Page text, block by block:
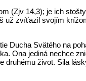
(Zjv 14,3); je ich
už zvíťazil svojím
Ducha Svätého na
Ona jediná nechce
život. Sila